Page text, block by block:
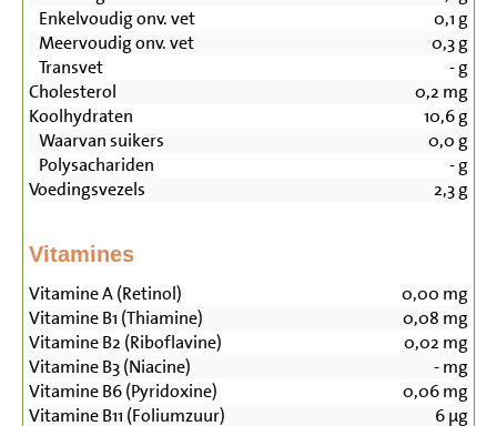
Enkelvoudig onv. vet
0,1 g
Meervoudig onv. vet
0,3g
Transvet
-g
Cholesterol
0,2 mg
Koolhydraten
10,6g
Waarvan suikers
0,0 g
Polysachariden
-g
Voedingsvezels
2,3g
Vitamines
Vitamine A (Retinol) 0,00 mg
Vitamine B1 (Thiamine)
0,08 mg
Vitamine B2 (Riboflavine)
0,02 mg
Vitamine B3 (Niacine)
-mg
Vitamine B6 (Pyridoxine)
0,06mg
Vitamine B11 (Foliumzuur)
6µg